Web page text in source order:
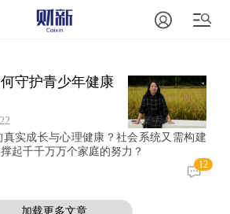
守护青少年健康
实成长与心理健康？社会系统又需构建
起千千万万个家庭的努力？
12
加载更多文章